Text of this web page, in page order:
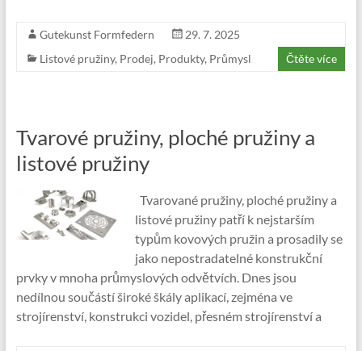
Gutekunst Formfedern
29. 7. 2025
Listové pružiny, Prodej, Produkty, Průmysl Čtěte více
Tvarové pružiny, ploché pružiny a
listové pružiny
Tvarované pružiny, ploché pružiny a
listové pružiny patří k nejstarším
typům kovových pružin a prosadily se
jako nepostradatelné konstrukční
prvky v mnoha průmyslových odvětvích. Dnes jsou
nedílnou součástí široké škály aplikací, zejména ve
strojírenství, konstrukci vozidel, přesném strojírenství a